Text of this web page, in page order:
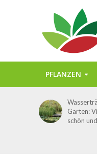
PFLANZEN
Garten:
schön